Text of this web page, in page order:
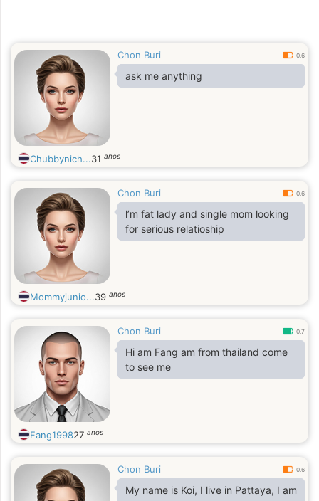
Chon Buri 0.6
ask me anything
Chubbynich...31 anos
Chon Buri 0.6
l’m fat lady and single mom looking
for serious relatioship
Mommyjunio...39 anos
Chon Buri 0.7
Hi am Fang am from thailand come
to see me
Fang199827 anos
Chon Buri 0.6
My name is Koi, I live in Pattaya, I am